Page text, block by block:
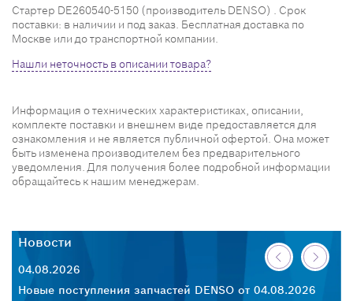
Стартер DE260540-5150 (производитель DENSO) . Срок
поставки: в наличии и под заказ. Бесплатная доставка по
Москве или до транспортной компании.
Нашли неточность в описании товара?
Информация о технических характеристиках, описании,
комплекте поставки и внешнем виде предоставляется для
ознакомления и не является публичной офертой. Она может
быть изменена производителем без предварительного
уведомления. Для получения более подробной информации
обращайтесь к нашим менеджерам.
Новости
04.08.2026
Новые поступления запчастей DENSO от 04.08.2026